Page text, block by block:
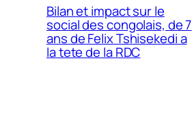
Bilan et impact sur le
social des congolais, de 7
ans de Felix Tshisekedi a
la tete de la RDC